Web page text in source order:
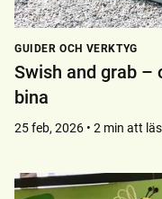
GUIDER OCH VERKTYG
Swish and grab –
bina
25 feb, 2026 • 2 min att